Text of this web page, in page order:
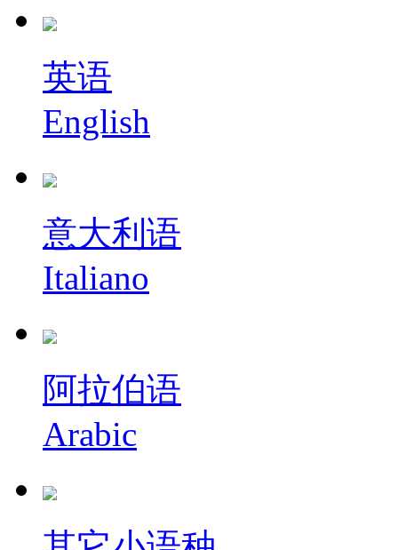
英语
English
意大利语
Italiano
阿拉伯语
Arabic